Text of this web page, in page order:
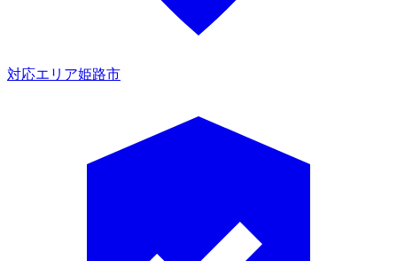
対応エリア姫路市